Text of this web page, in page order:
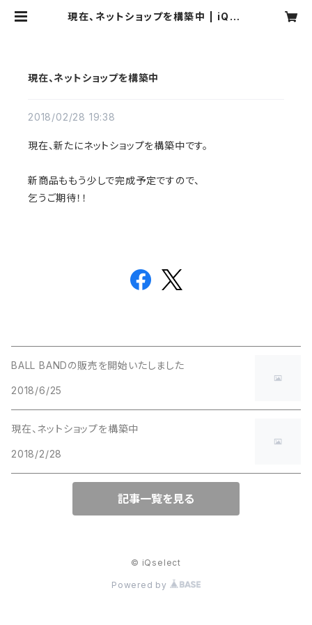
現在、ネットショップを構築中 | iQse
現在、ネットショップを構築中
2018/02/28 19:38
現在、新たにネットショップを構築中です。
新商品ももう少しで完成予定ですので、
乞うご期待！！
BALL BANDの販売を開始いたしました
2018/6/25
現在、ネットショップを構築中
2018/2/28
記事一覧を見る
© iQselect
Powered by